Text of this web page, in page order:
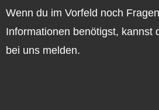
Wenn du im Vorfeld noch
Informationen benötigst, kannst
bei uns melden.